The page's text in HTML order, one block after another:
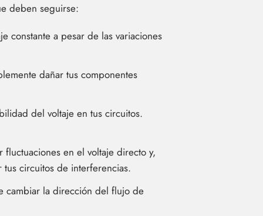
deben seguirse:
constante a pesar de las variaciones
dañar tus componentes
del voltaje en tus circuitos.
en el voltaje directo y,
circuitos de interferencias.
cambiar la dirección del flujo de